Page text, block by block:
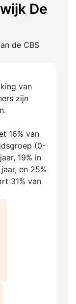
De
de CBS
van
zijn
16% van
(0-
19% in
en 25%
31% van